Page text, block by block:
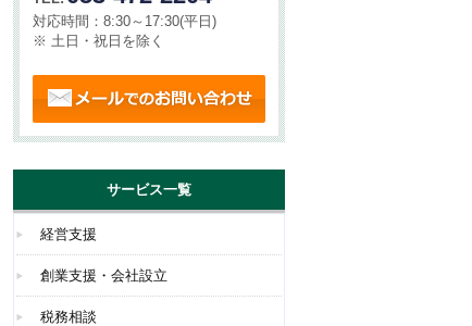
2026年6月
対応時間： 8:30～17:30(平日)
※ 土日・祝日を除く
メールでのお問い合わせ
サービス一覧
経営支援
創業支援・会社設立
税務相談